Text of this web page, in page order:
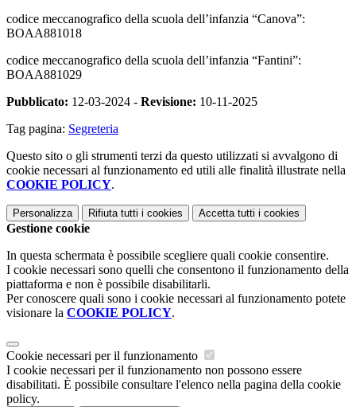
codice meccanografico della scuola dell’infanzia “Canova”:
BOAA881018
codice meccanografico della scuola dell’infanzia “Fantini”:
BOAA881029
Pubblicato: 12-03-2024 - Revisione: 10-11-2025
Tag pagina: Segreteria
Questo sito o gli strumenti terzi da questo utilizzati si avvalgono di
cookie necessari al funzionamento ed utili alle finalità illustrate nella
COOKIE POLICY.
Personalizza Rifiuta tutti i cookies Accetta tutti i cookies
Gestione cookie
In questa schermata è possibile scegliere quali cookie consentire.
I cookie necessari sono quelli che consentono il funzionamento della
piattaforma e non è possibile disabilitarli.
Per conoscere quali sono i cookie necessari al funzionamento potete
visionare la COOKIE POLICY.
Cookie necessari per il funzionamento
I cookie necessari per il funzionamento non possono essere
disabilitati. È possibile consultare l'elenco nella pagina della cookie
policy.